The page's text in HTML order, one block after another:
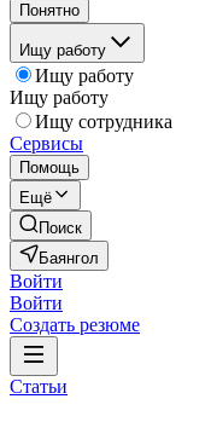
Понятно
Ищу работу
Ищу работу
Ищу работу
Ищу сотрудника
Сервисы
Помощь
Ещё
Поиск
Баянгол
Войти
Войти
Создать резюме
Статьи